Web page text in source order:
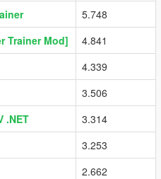
5.748
Trainer Mod]
4.841
4.339
3.506
.NET
3.314
3.253
2.662